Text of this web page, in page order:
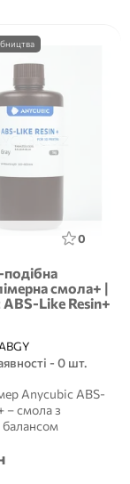
0
подібна
смола+ |
Like Resin+
- 0 шт.
Anycubic ABS-
– смола з
балансом